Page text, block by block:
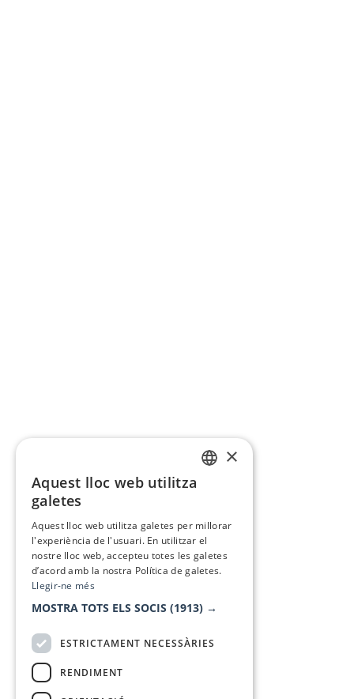
×
Aquest lloc web utilitza
galetes
Aquest lloc web utilitza galetes per millorar
l'experiència de l'usuari. En utilitzar el
nostre lloc web, accepteu totes les galetes
d’acord amb la nostra Política de galetes.
Llegir-ne més
MOSTRA TOTS ELS SOCIS (1913) →
ESTRICTAMENT NECESSÀRIES
RENDIMENT